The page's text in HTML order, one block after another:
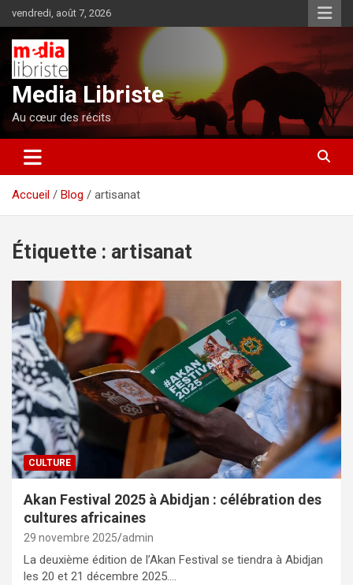
au
contenu
vendredi, août 7, 2026
Media Libriste
Au cœur des récits
Accueil Blog artisanat
Étiquette : artisanat
CULTURE
Akan Festival 2025 à Abidjan : célébration des
cultures africaines
29 novembre 2025 admin
La deuxième édition de l’Akan Festival se tiendra à Abidjan
les 20 et 21 décembre 2025.…